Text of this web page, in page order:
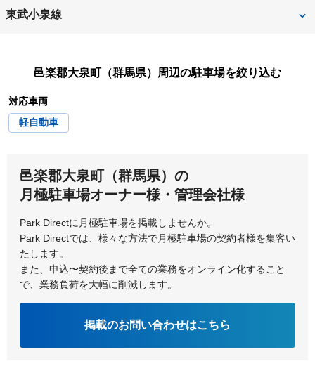
北群馬郡榛東村
東武小泉線
邑楽郡大泉町（群馬県） 周辺の駐車場を絞り込む
対応車両
軽自動車
邑楽郡大泉町（群馬県）の
月極駐車場オーナー様・管理会社様
Park Directに月極駐車場を掲載しませんか。
Park Directでは、様々な方法で月極駐車場の契約者様を集客い
たします。
また、申込〜契約後まで全ての業務をオンライン化すること
で、業務負荷を大幅に削減します。
掲載のお問い合わせはこちら